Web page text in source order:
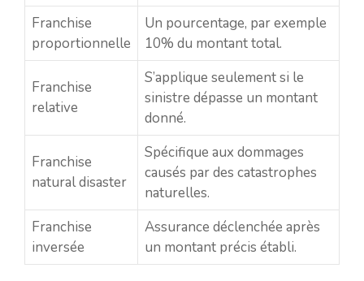
Franchise
proportionnelle
Un pourcentage, par exemple
10% du montant total.
Franchise
relative
S’applique seulement si le
sinistre dépasse un montant
donné.
Franchise
natural disaster
Spécifique aux dommages
causés par des catastrophes
naturelles.
Franchise
inversée
Assurance déclenchée après
un montant précis établi.